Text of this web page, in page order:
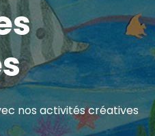
nos activités créatives